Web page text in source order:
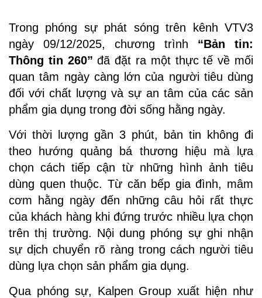
Trong phóng sự phát sóng trên kênh VTV3
ngày 09/12/2025, chương trình “Bản tin:
Thông tin 260” đã đặt ra một thực tế về mối
quan tâm ngày càng lớn của người tiêu dùng
đối với chất lượng và sự an tâm của các sản
phẩm gia dụng trong đời sống hằng ngày.
Với thời lượng gần 3 phút, bản tin không đi
theo hướng quảng bá thương hiệu mà lựa
chọn cách tiếp cận từ những hình ảnh tiêu
dùng quen thuộc. Từ căn bếp gia đình, mâm
cơm hằng ngày đến những câu hỏi rất thực
của khách hàng khi đứng trước nhiều lựa chọn
trên thị trường. Nội dung phóng sự ghi nhận
sự dịch chuyển rõ ràng trong cách người tiêu
dùng lựa chọn sản phẩm gia dụng.
Qua phóng sự, Kalpen Groupxuất hiện như